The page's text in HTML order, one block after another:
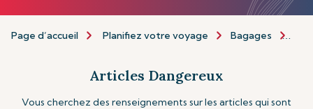
Page d’accueil Planifiez votre voyage Bagages
Articles Dangereux
Vous cherchez des renseignements sur les articles qui sont